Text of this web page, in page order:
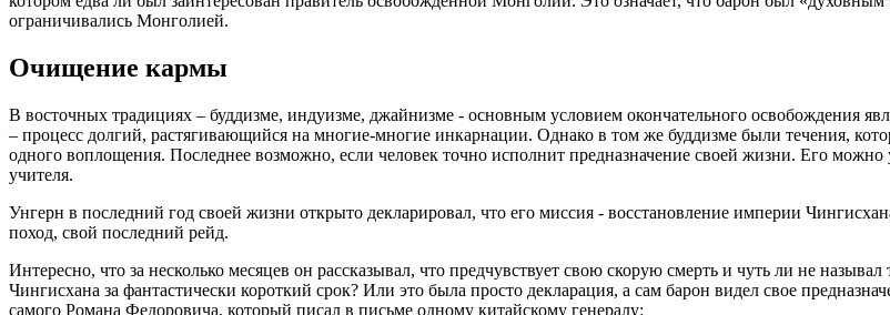
ограничивались Монголией.
Очищение кармы
В восточных традициях – буддизме, индуизме, джайнизме - основным условием окончательного освобождения
– процесс долгий, растягивающийся на многие-многие инкарнации. Однако в том же буддизме были течения,
одного воплощения. Последнее возможно, если человек точно исполнит предназначение своей жизни. Его
учителя.
Унгерн в последний год своей жизни открыто декларировал, что его миссия - восстановление империи
поход, свой последний рейд.
Интересно, что за несколько месяцев он рассказывал, что предчувствует свою скорую смерть и чуть ли не
Чингисхана за фантастически короткий срок? Или это была просто декларация, а сам барон видел свое
самого Романа Федоровича, который писал в письме одному китайскому генералу: